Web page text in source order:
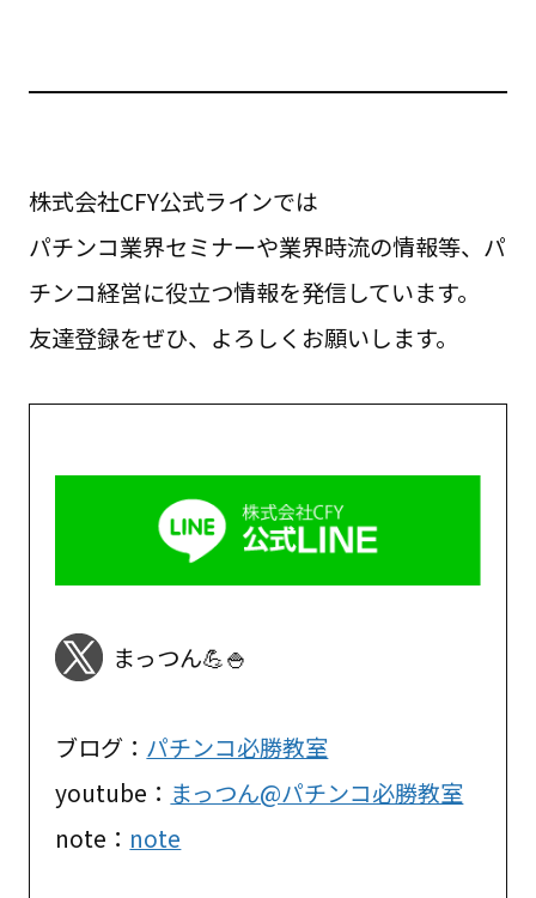
株式会社CFY公式ラインでは
パチンコ業界セミナーや業界時流の情報等、パ
チンコ経営に役立つ情報を発信しています。
友達登録をぜひ、よろしくお願いします。
まっつん💪🍚
ブログ： パチンコ必勝教室
youtube： まっつん@パチンコ必勝教室
note： note